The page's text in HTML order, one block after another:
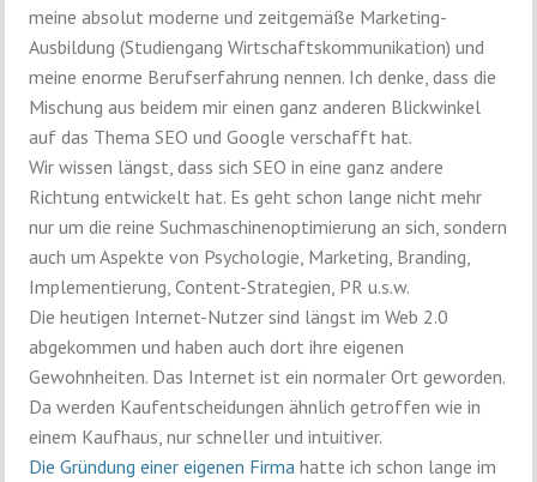
meine absolut moderne und zeitgemäße Marketing-
Ausbildung (Studiengang Wirtschaftskommunikation) und
meine enorme Berufserfahrung nennen. Ich denke, dass die
Mischung aus beidem mir einen ganz anderen Blickwinkel
auf das Thema SEO und Google verschafft hat.
Wir wissen längst, dass sich SEO in eine ganz andere
Richtung entwickelt hat. Es geht schon lange nicht mehr
nur um die reine Suchmaschinenoptimierung an sich, sondern
auch um Aspekte von Psychologie, Marketing, Branding,
Implementierung, Content-Strategien, PR u.s.w.
Die heutigen Internet-Nutzer sind längst im Web 2.0
abgekommen und haben auch dort ihre eigenen
Gewohnheiten. Das Internet ist ein normaler Ort geworden.
Da werden Kaufentscheidungen ähnlich getroffen wie in
einem Kaufhaus, nur schneller und intuitiver.
Die Gründung einer eigenen Firma hatte ich schon lange im